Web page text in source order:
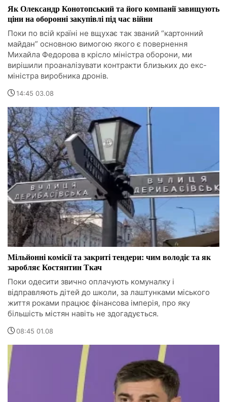
Як Олександр Конотопський та його компанії завищують
ціни на оборонні закупівлі під час війни
Поки по всій країні не вщухає так званий “картонний
майдан” основною вимогою якого є повернення
Михайла Федорова в крісло міністра оборони, ми
вирішили проаналізувати контракти близьких до екс-
міністра виробника дронів.
14:45 03.08
Мільйонні комісії та закриті тендери: чим володіє та як
заробляє Костянтин Ткач
Поки одесити звично оплачують комуналку і
відправляють дітей до школи, за лаштунками міського
життя роками працює фінансова імперія, про яку
більшість містян навіть не здогадується.
08:45 01.08